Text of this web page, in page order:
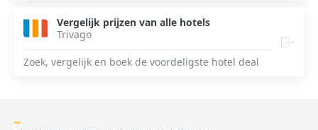
Vergelijk prijzen van alle hotels
Trivago
Zoek, vergelijk en boek de voordeligste hotel deal